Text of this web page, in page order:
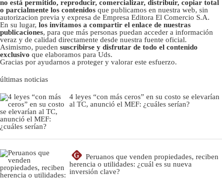
no está permitido, reproducir, comercializar, distribuir, copiar total
o parcialmente los contenidos que publicamos en nuestra web, sin
autorizacion previa y expresa de Empresa Editora El Comercio S.A.
En su lugar, los invitamos a compartir el enlace de nuestras
publicaciones, para que más personas puedan acceder a información
veraz y de calidad directamente desde nuestra fuente oficial.
Asimismo, pueden suscribirse y disfrutar de todo el contenido
exclusivo que elaboramos para Uds.
Gracias por ayudarnos a proteger y valorar este esfuerzo.
últimas noticias
4 leyes “con más ceros” en su costo se elevarían
al TC, anunció el MEF: ¿cuáles serían?
G
Peruanos que venden propiedades, reciben
herencia o utilidades: ¿cuál es su nueva
inversión clave?